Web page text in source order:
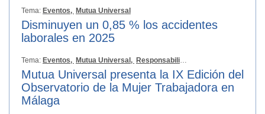
Tema: Eventos, Mutua Universal
Disminuyen un 0,85 % los accidentes
laborales en 2025
Tema: Eventos, Mutua Universal, Responsabilidad Social
Mutua Universal presenta la IX Edición del
Observatorio de la Mujer Trabajadora en
Málaga